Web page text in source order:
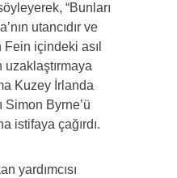
“Bunları
utancıdır ve
içindeki asıl
Kuzey İrlanda
Simon Byrne’ü
istifaya çağırdı.
yardımcısı